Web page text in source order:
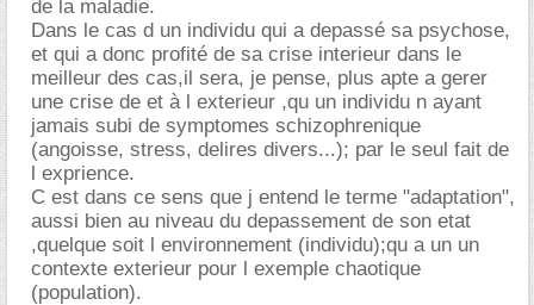
de la maladie.
Dans le cas d un individu qui a depassé sa psychose,
et qui a donc profité de sa crise interieur dans le
meilleur des cas,il sera, je pense, plus apte a gerer
une crise de et à l exterieur ,qu un individu n ayant
jamais subi de symptomes schizophrenique
(angoisse, stress, delires divers...); par le seul fait de
l exprience.
C est dans ce sens que j entend le terme "adaptation",
aussi bien au niveau du depassement de son etat
,quelque soit l environnement (individu);qu a un un
contexte exterieur pour l exemple chaotique
(population).